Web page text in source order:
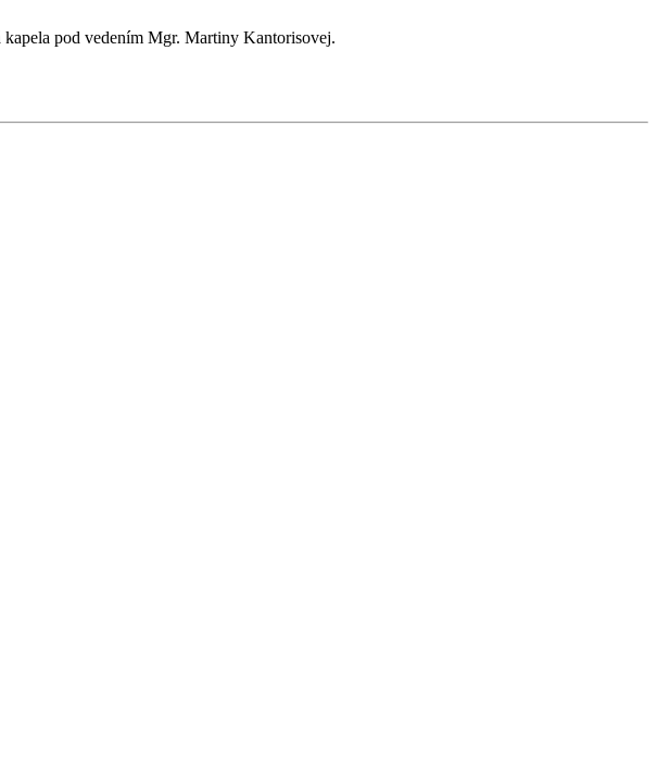
pod vedením Mgr. Martiny Kantorisovej.